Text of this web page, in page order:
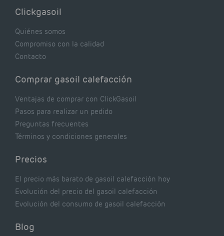
de tu caldera. Pocas se contrastan con lo que
Clickgasoil
Quiénes somos
Compromiso con la calidad
Contacto
Comprar gasoil calefacción
Ventajas de comprar con ClickGasoil
Pasos para realizar un pedido
Preguntas frecuentes
Términos y condiciones generales
Precios
El precio más barato de gasoil calefacción hoy
Evolución del precio del gasoil calefacción
Evolución del consumo de gasoil calefacción
Blog